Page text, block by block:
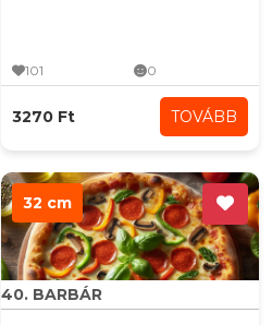
101 0
3270 Ft TOVÁBB
32 cm
40. BARBÁR